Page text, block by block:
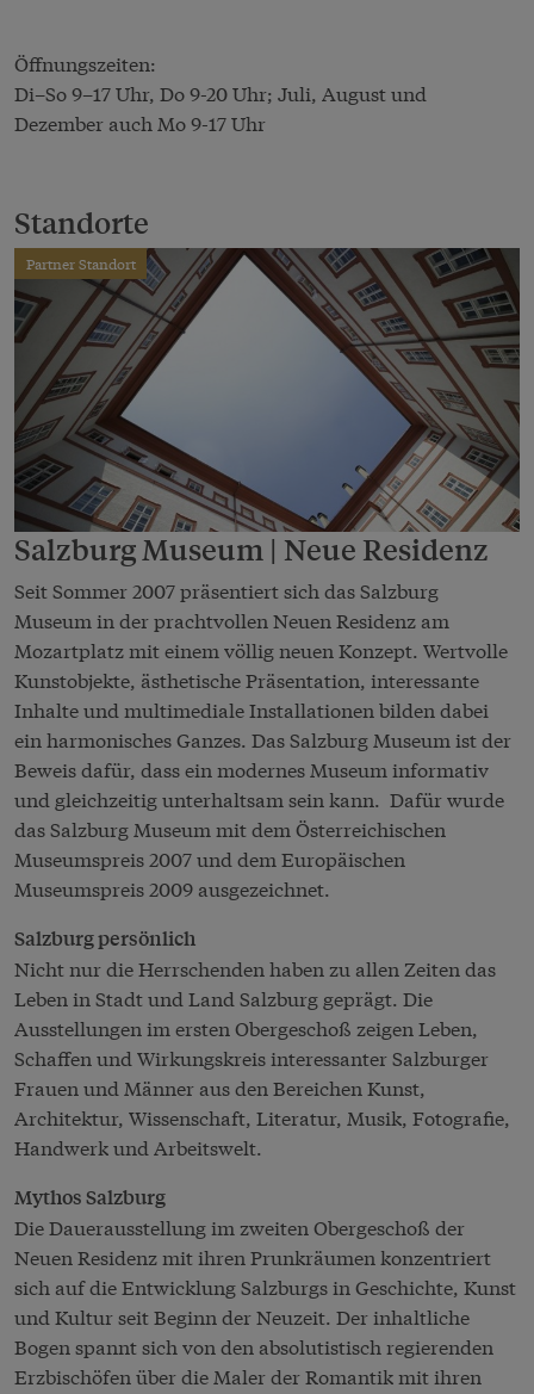
Öffnungszeiten:
Di–So 9–17 Uhr, Do 9-20 Uhr; Juli, August und
Dezember auch Mo 9-17 Uhr
Standorte
Partner Standort
Salzburg Museum | Neue Residenz
Seit Sommer 2007 präsentiert sich das Salzburg
Museum in der prachtvollen Neuen Residenz am
Mozartplatz mit einem völlig neuen Konzept. Wertvolle
Kunstobjekte, ästhetische Präsentation, interessante
Inhalte und multimediale Installationen bilden dabei
ein harmonisches Ganzes. Das Salzburg Museum ist der
Beweis dafür, dass ein modernes Museum informativ
und gleichzeitig unterhaltsam sein kann. Dafür wurde
das Salzburg Museum mit dem Österreichischen
Museumspreis 2007 und dem Europäischen
Museumspreis 2009 ausgezeichnet.
Salzburg persönlich
Nicht nur die Herrschenden haben zu allen Zeiten das
Leben in Stadt und Land Salzburg geprägt. Die
Ausstellungen im ersten Obergeschoß zeigen Leben,
Schaffen und Wirkungskreis interessanter Salzburger
Frauen und Männer aus den Bereichen Kunst,
Architektur, Wissenschaft, Literatur, Musik, Fotografie,
Handwerk und Arbeitswelt.
Mythos Salzburg
Die Dauerausstellung im zweiten Obergeschoß der
Neuen Residenz mit ihren Prunkräumen konzentriert
sich auf die Entwicklung Salzburgs in Geschichte, Kunst
und Kultur seit Beginn der Neuzeit. Der inhaltliche
Bogen spannt sich von den absolutistisch regierenden
Erzbischöfen über die Maler der Romantik mit ihren